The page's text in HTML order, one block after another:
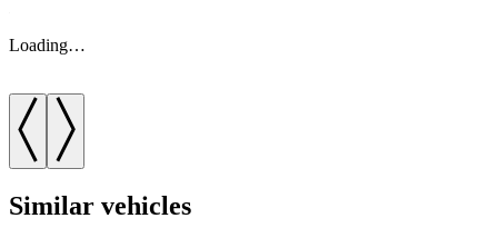
Loading…
Similar vehicles